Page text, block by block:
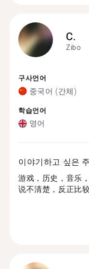
C.
Zibo
구사언어
중국어 (간체)
학습언어
영어
이야기하고 싶은
游戏，历史，音乐
说不清楚，反正比